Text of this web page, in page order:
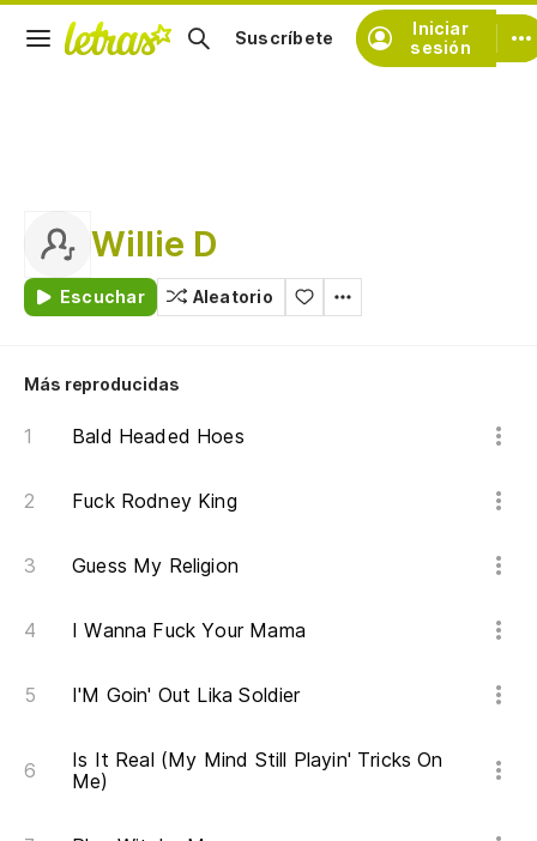
Iniciar
sesión
Suscríbete
Willie D
Escuchar Aleatorio
Más reproducidas
Bald Headed Hoes
Fuck Rodney King
Guess My Religion
I Wanna Fuck Your Mama
I'M Goin' Out Lika Soldier
Is It Real (My Mind Still Playin' Tricks On
Me)